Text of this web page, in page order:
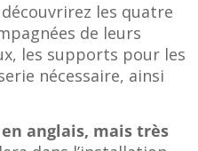
les quatre
de leurs
les supports pour les
nécessaire, ainsi
anglais, mais très